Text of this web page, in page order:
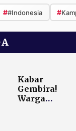
##Indonesia #
Kabar
Gembira!
Warga